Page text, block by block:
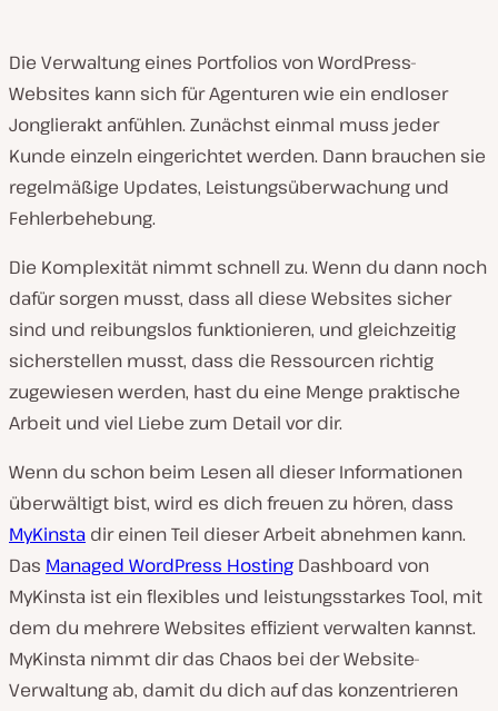
Die Verwaltung eines Portfolios von WordPress-
Websites kann sich für Agenturen wie ein endloser
Jonglierakt anfühlen. Zunächst einmal muss jeder
Kunde einzeln eingerichtet werden. Dann brauchen sie
regelmäßige Updates, Leistungsüberwachung und
Fehlerbehebung.
Die Komplexität nimmt schnell zu. Wenn du dann noch
dafür sorgen musst, dass all diese Websites sicher
sind und reibungslos funktionieren, und gleichzeitig
sicherstellen musst, dass die Ressourcen richtig
zugewiesen werden, hast du eine Menge praktische
Arbeit und viel Liebe zum Detail vor dir.
Wenn du schon beim Lesen all dieser Informationen
überwältigt bist, wird es dich freuen zu hören, dass
MyKinsta dir einen Teil dieser Arbeit abnehmen kann.
Das Managed WordPress Hosting Dashboard von
MyKinsta ist ein flexibles und leistungsstarkes Tool, mit
dem du mehrere Websites effizient verwalten kannst.
MyKinsta nimmt dir das Chaos bei der Website-
Verwaltung ab, damit du dich auf das konzentrieren